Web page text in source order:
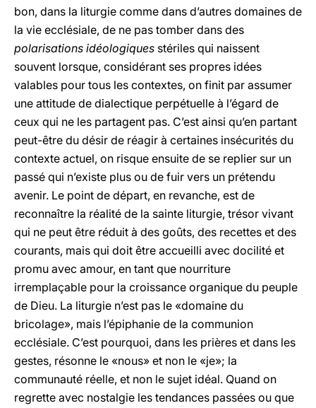
bon, dans la liturgie comme dans d’autres domaines de
la vie ecclésiale, de ne pas tomber dans des
polarisations idéologiques stériles qui naissent
souvent lorsque, considérant ses propres idées
valables pour tous les contextes, on finit par assumer
une attitude de dialectique perpétuelle à l’égard de
ceux qui ne les partagent pas. C’est ainsi qu’en partant
peut-être du désir de réagir à certaines insécurités du
contexte actuel, on risque ensuite de se replier sur un
passé qui n’existe plus ou de fuir vers un prétendu
avenir. Le point de départ, en revanche, est de
reconnaître la réalité de la sainte liturgie, trésor vivant
qui ne peut être réduit à des goûts, des recettes et des
courants, mais qui doit être accueilli avec docilité et
promu avec amour, en tant que nourriture
irremplaçable pour la croissance organique du peuple
de Dieu. La liturgie n’est pas le «domaine du
bricolage», mais l’épiphanie de la communion
ecclésiale. C’est pourquoi, dans les prières et dans les
gestes, résonne le «nous» et non le «je»; la
communauté réelle, et non le sujet idéal. Quand on
regrette avec nostalgie les tendances passées ou que